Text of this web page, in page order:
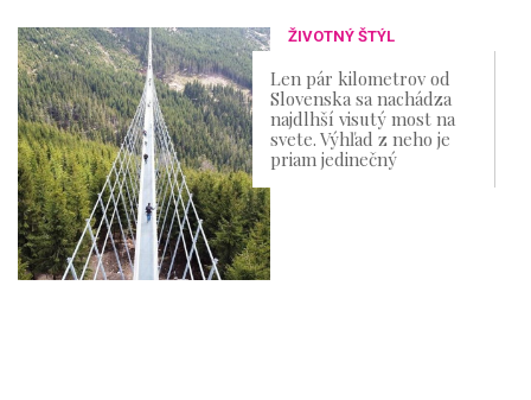
ŽIVOTNÝ ŠTÝL
Len pár kilometrov od
Slovenska sa nachádza
najdlhší visutý most na
svete. Výhľad z neho je
priam jedinečný